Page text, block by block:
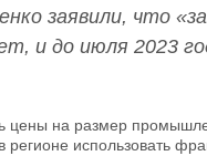
заявили, что
и до июля 2023
цены на размер
использовать